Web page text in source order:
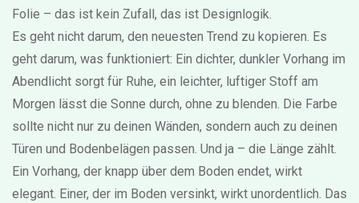
Folie – das ist kein Zufall, das ist Designlogik.
Es geht nicht darum, den neuesten Trend zu kopieren. Es
geht darum, was funktioniert: Ein dichter, dunkler Vorhang im
Abendlicht sorgt für Ruhe, ein leichter, luftiger Stoff am
Morgen lässt die Sonne durch, ohne zu blenden. Die Farbe
sollte nicht nur zu deinen Wänden, sondern auch zu deinen
Türen und Bodenbelägen passen. Und ja – die Länge zählt.
Ein Vorhang, der knapp über dem Boden endet, wirkt
elegant. Einer, der im Boden versinkt, wirkt unordentlich. Das